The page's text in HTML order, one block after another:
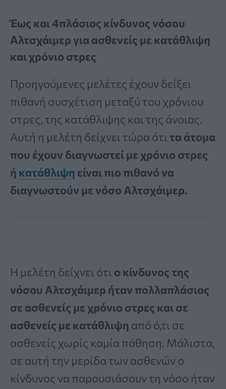
Έως και 4πλάσιος κίνδυνος νόσου
Αλτσχάιμερ για ασθενείς με κατάθλιψη
και χρόνιο στρες
Προηγούμενες μελέτες έχουν δείξει
πιθανή συσχέτιση μεταξύ του χρόνιου
στρες, της κατάθλιψης και της άνοιας.
Αυτή η μελέτη δείχνει τώρα ότι τα άτομα
που έχουν διαγνωστεί με χρόνιο στρες
ή κατάθλιψη είναι πιο πιθανό να
διαγνωστούν με νόσο Αλτσχάιμερ.
Η μελέτη δείχνει ότι ο κίνδυνος της
νόσου Αλτσχάιμερ ήταν πολλαπλάσιος
σε ασθενείς με χρόνιο στρες και σε
ασθενείς με κατάθλιψη από ό,τι σε
ασθενείς χωρίς καμία πάθηση. Μάλιστα,
σε αυτή την μερίδα των ασθενών ο
κίνδυνος να παρουσιάσουν τη νόσο ήταν